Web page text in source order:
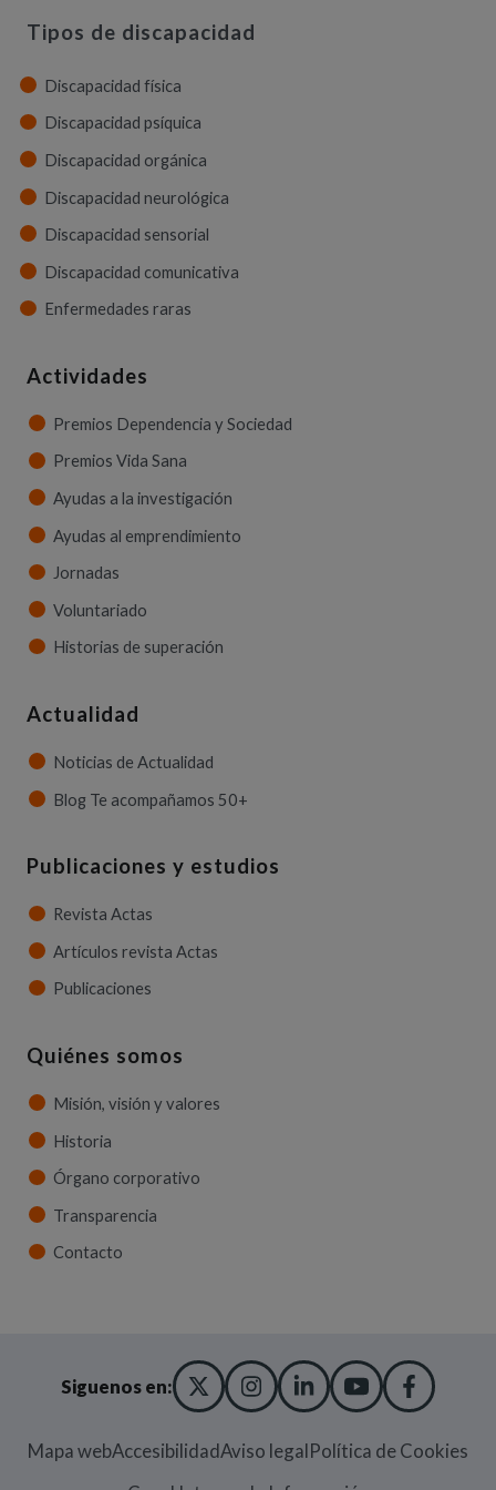
Tipos de discapacidad
Discapacidad física
Discapacidad psíquica
Discapacidad orgánica
Discapacidad neurológica
Discapacidad sensorial
Discapacidad comunicativa
Enfermedades raras
Actividades
Premios Dependencia y Sociedad
Premios Vida Sana
Ayudas a la investigación
Ayudas al emprendimiento
Jornadas
Voluntariado
Historias de superación
Actualidad
Noticias de Actualidad
Blog Te acompañamos 50+
Publicaciones y estudios
Revista Actas
Artículos revista Actas
Publicaciones
Quiénes somos
Misión, visión y valores
Historia
Órgano corporativo
Transparencia
Contacto
Siguenos en: X TWITTER
(ABRE EN NUEVA
INSTAGRAM
(ABRE EN NUEVA
LINKEDIN
(ABRE EN
YOUTUBE
(ABRE EN
Mapa webAccesibilidadAviso legalPolítica de Cookies